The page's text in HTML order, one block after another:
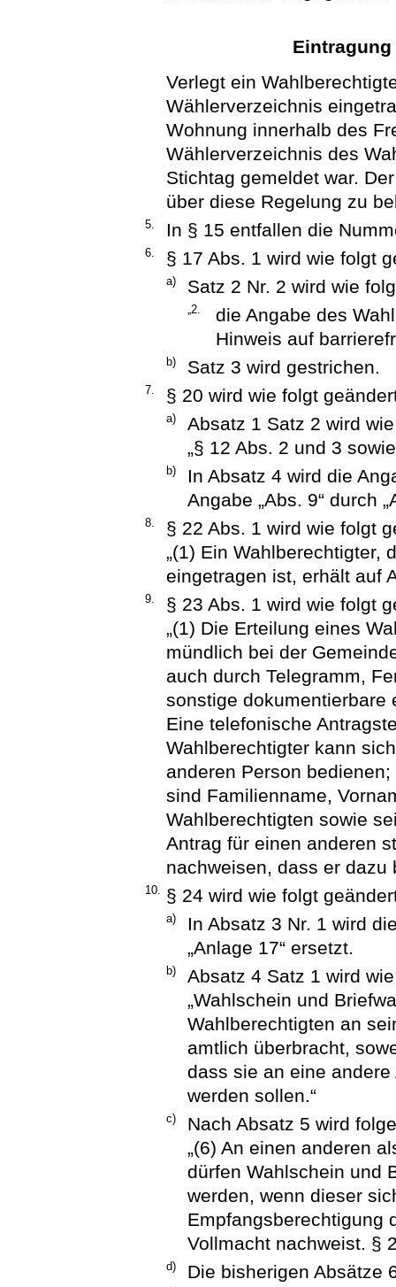
Verlegt ein
Wählerverzeichnis
Wohnung innerhalb des
Wählerverzeichnis des
Stichtag gemeldet war.
über diese Regelung zu
5. In § 15 entfallen die
6. § 17 Abs. 1 wird wie folgt
a) Satz 2 Nr. 2 wird wie
„2.
die Angabe des
Hinweis auf
b) Satz 3 wird gestrichen.
7. § 20 wird wie folgt
a)
Absatz 1 Satz 2 wird
„§ 12 Abs. 2 und 3
b)
In Absatz 4 wird die
Angabe „Abs. 9“ durch
8.
§ 22 Abs. 1 wird wie folgt
„(1) Ein Wahlberechtigter,
eingetragen ist, erhält auf
9.
§ 23 Abs. 1 wird wie folgt
„(1) Die Erteilung eines
mündlich bei der
auch durch Telegramm,
sonstige dokumentierbare
Eine telefonische
Wahlberechtigter kann
anderen Person
sind Familienname,
Wahlberechtigten sowie
Antrag für einen anderen
nachweisen, dass er dazu
10. § 24 wird wie folgt
a)
In Absatz 3 Nr. 1 wird
„Anlage 17“ ersetzt.
b)
Absatz 4 Satz 1 wird
„Wahlschein und
Wahlberechtigten an
amtlich überbracht,
dass sie an eine
werden sollen.“
c)
Nach Absatz 5 wird
„(6) An einen anderen
dürfen Wahlschein und
werden, wenn dieser
Empfangsberechtigung
Vollmacht nachweist. §
d) Die bisherigen Absätze